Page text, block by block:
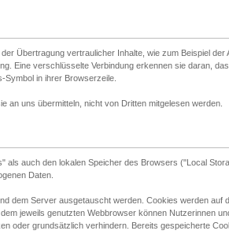
Übertragung vertraulicher Inhalte, wie zum Beispiel der
Eine verschlüsselte Verbindung erkennen sie daran,
in ihrer Browserzeile.
an uns übermitteln, nicht von Dritten mitgelesen werden.
als auch den lokalen Speicher des Browsers ("Local
Daten.
dem Server ausgetauscht werden. Cookies werden auf
jeweils genutzten Webbrowser können Nutzerinnen
oder grundsätzlich verhindern. Bereits gespeicherte